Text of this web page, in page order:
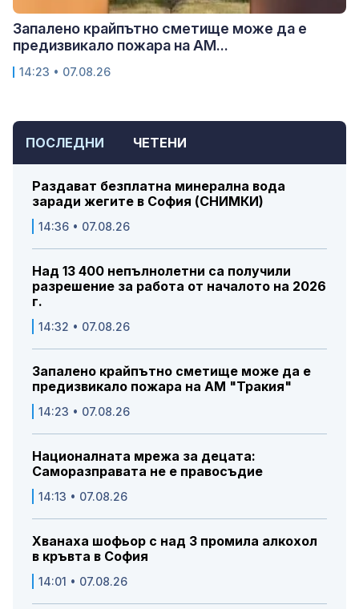
ПОСЛЕДНИ ЧЕТЕНИ
Раздават безплатна минерална вода
заради жегите в София (СНИМКИ)
14:36 • 07.08.26
Над 13 400 непълнолетни са получили
разрешение за работа от началото на 2026
г.
14:32 • 07.08.26
Запалено крайпътно сметище може да е
предизвикало пожара на АМ "Тракия"
14:23 • 07.08.26
Националната мрежа за децата:
Саморазправата не е правосъдие
14:13 • 07.08.26
Хванаха шофьор с над 3 промила алкохол
в кръвта в София
14:01 • 07.08.26
Запалено крайпътно сметище може да е
предизвикало пожара на АМ...
14:23 • 07.08.26